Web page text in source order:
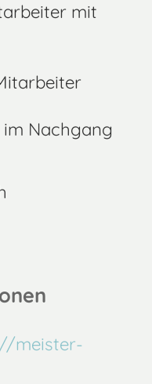
mit
im Nachgang
meister-